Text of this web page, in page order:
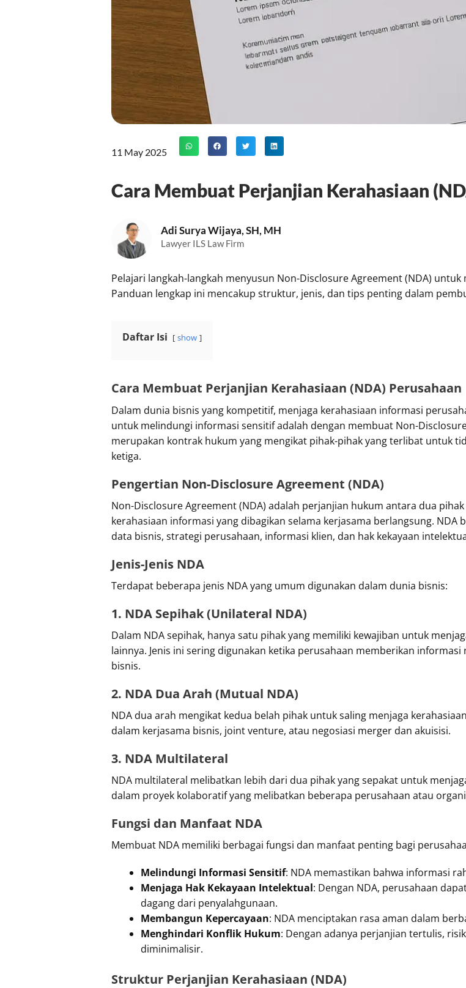
11 May 2025
Cara Membuat Perjanjian Kerahasiaan
Adi Surya Wijaya, SH, MH
Lawyer ILS Law Firm
Pelajari langkah-langkah menyusun Non-Disclosure Agreement (NDA)
Panduan lengkap ini mencakup struktur, jenis, dan tips penting dalam
Daftar Isi show
Cara Membuat Perjanjian Kerahasiaan (NDA) Perusahaan
Dalam dunia bisnis yang kompetitif, menjaga kerahasiaan informasi
untuk melindungi informasi sensitif adalah dengan membuat Non-
merupakan kontrak hukum yang mengikat pihak-pihak yang terlibat untuk
ketiga.
Pengertian Non-Disclosure Agreement (NDA)
Non-Disclosure Agreement (NDA) adalah perjanjian hukum antara dua
kerahasiaan informasi yang dibagikan selama kerjasama berlangsung.
data bisnis, strategi perusahaan, informasi klien, dan hak kekayaan
Jenis-Jenis NDA
Terdapat beberapa jenis NDA yang umum digunakan dalam dunia bisnis:
1. NDA Sepihak (Unilateral NDA)
Dalam NDA sepihak, hanya satu pihak yang memiliki kewajiban untuk
lainnya. Jenis ini sering digunakan ketika perusahaan memberikan
bisnis.
2. NDA Dua Arah (Mutual NDA)
NDA dua arah mengikat kedua belah pihak untuk saling menjaga
dalam kerjasama bisnis, joint venture, atau negosiasi merger dan akuisisi.
3. NDA Multilateral
NDA multilateral melibatkan lebih dari dua pihak yang sepakat untuk
dalam proyek kolaboratif yang melibatkan beberapa perusahaan atau
Fungsi dan Manfaat NDA
Membuat NDA memiliki berbagai fungsi dan manfaat penting bagi
Melindungi Informasi Sensitif: NDA memastikan bahwa informasi
Menjaga Hak Kekayaan Intelektual: Dengan NDA, perusahaan
dagang dari penyalahgunaan.
Membangun Kepercayaan: NDA menciptakan rasa aman dalam
Menghindari Konflik Hukum: Dengan adanya perjanjian tertulis,
diminimalisir.
Struktur Perjanjian Kerahasiaan (NDA)